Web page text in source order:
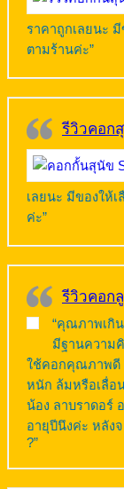
ราคาถูกเลยนะ
ตามร้านค่ะ”
รีวิวคอก
เลยนะ มีของให้
ค่ะ”
รีวิวคอก
“คุณภาพเกิ
มีฐานความ
ใช้คอกคุณภาพดี
หนัก ล้มหรือเลื่อ
น้อง ลาบราดอร์
อายุปีนึงค่ะ หลัง
?”